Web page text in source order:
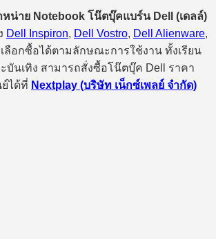
หน่าย Notebook โน๊ตบุ๊คแบร์น Dell (เดลล์)
Dell Inspiron, Dell Vostro, Dell Alienware,
ลือกซื้อได้ตามลักษณะการใช้งาน ทั้งเรียน
บันเทิง สามารถสั่งซื้อโน๊ตบุ๊ค Dell ราคา
ได้ที่ Nextplay (บริษัท เน็กซ์เพลย์ จำกัด)